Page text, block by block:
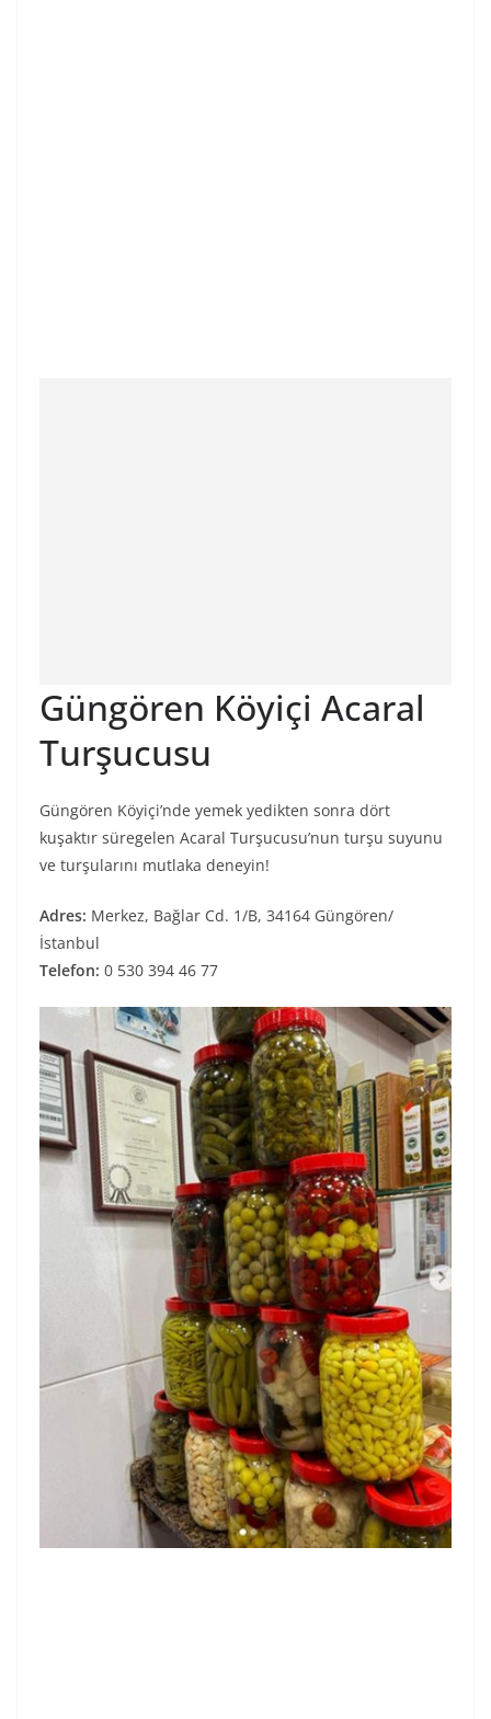
Güngören Köyiçi Acaral
Turşucusu
Güngören Köyiçi’nde yemek yedikten sonra dört
kuşaktır süregelen Acaral Turşucusu’nun turşu suyunu
ve turşularını mutlaka deneyin!
Adres: Merkez, Bağlar Cd. 1/B, 34164 Güngören/
İstanbul
Telefon: 0 530 394 46 77